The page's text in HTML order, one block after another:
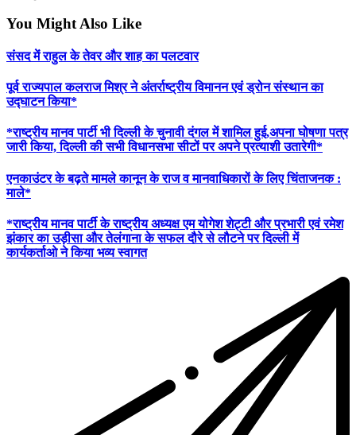
You Might Also Like
संसद में राहुल के तेवर और शाह का पलटवार
पूर्व राज्यपाल कलराज मिश्र ने अंतर्राष्ट्रीय विमानन एवं ड्रोन संस्थान का
उद्घाटन किया*
*राष्ट्रीय मानव पार्टी भी दिल्ली के चुनावी दंगल में शामिल हुई,अपना घोषणा पत्र
जारी किया, दिल्ली की सभी विधानसभा सीटों पर अपने प्रत्याशी उतारेगी*
एनकाउंटर के बढ़ते मामले कानून के राज व मानवाधिकारों के लिए चिंताजनक :
माले*
*राष्ट्रीय मानव पार्टी के राष्ट्रीय अध्यक्ष एम योगेश शेट्टी और प्रभारी एवं रमेश
झंकार का उड़ीसा और तेलंगाना के सफल दौरे से लौटने पर दिल्ली में
कार्यकर्ताओ ने किया भव्य स्वागत